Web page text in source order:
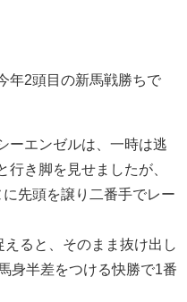
年2頭目の新馬戦勝ちで
ーエンゼルは、一時は逃
行き脚を見せましたが、
先頭を譲り二番手でレー
ると、そのまま抜け出し
身半差をつける快勝で1番